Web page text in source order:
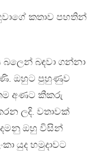
කතාව පහතින්
බලෙන් බඳවා ගන්නා
ඔහුට පුහුණුව
තම අණට කීකරු
ලදි. වතාවක්
දමනු ඔහු විසින්
යුද හමුදාවට